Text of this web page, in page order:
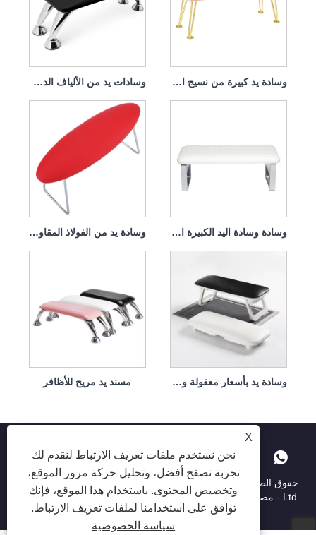
وسادات يد من الألياف الدقيقة قابلة للإزالة والغسل وسادة يد كبيرة من نسيج الألياف الدقيقة لتزيين الأظافر
وسادة يد من الفولاذ المقاوم للصدأ قابلة للإزالة لجلد الأظافر وسادة وسادة اليد الكبيرة المنبثقة قابلة للإزالة وقابلة للغسل
مسند يد مريح للأظافر وسادة يد بأسعار معقولة وعالية الجودة
X
نحن نستخدم ملفات تعريف الارتباط لنقدم لك
تجربة تصفح أفضل، وتحليل حركة مرور الموقع،
وتخصيص المحتوى. باستخدام هذا الموقع، فإنك
توافق على استخدامنا لملفات تعريف الارتباط.
سياسة الخصوصية
حقوق الطبع والنشر © 2025 Shenzhen Ruina Optoelectronic Co. ،
Ltd - مصباح الأظافر ، حفر الأظافر ، جامع غبار الأظافر - جميع الحقوق
محفوظة.